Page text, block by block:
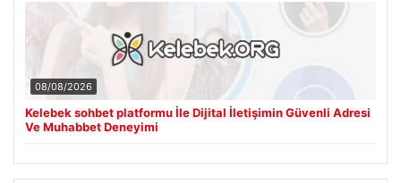
08/08/2026
Kelebek sohbet platformu İle Dijital İletişimin Güvenli Adresi
Ve Muhabbet Deneyimi